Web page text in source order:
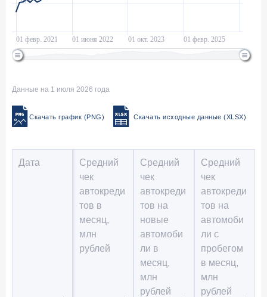
Данные на 1 июля 2026 года
Скачать график (PNG) Скачать исходные данные (XLSX)
Дата
Средний
чек
автокреди
тов в
месяц,
млн
рублей
Средний
чек
автокреди
тов на
новые
автомоби
ли в
месяц,
млн
рублей
Средний
чек
автокреди
тов на
автомоби
ли с
пробегом
в месяц,
млн
рублей